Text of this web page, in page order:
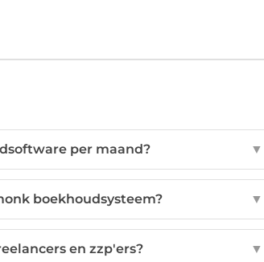
per maand? ▼
boekhoudsysteem? ▼
en zzp'ers? ▼